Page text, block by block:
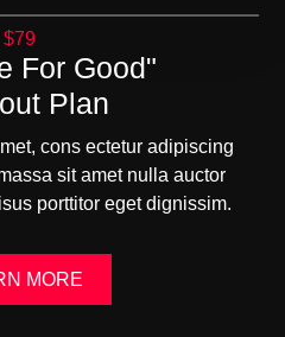
$79
For Good"
Plan
cons ectetur adipiscing
sit amet nulla auctor
porttitor eget dignissim.
MORE